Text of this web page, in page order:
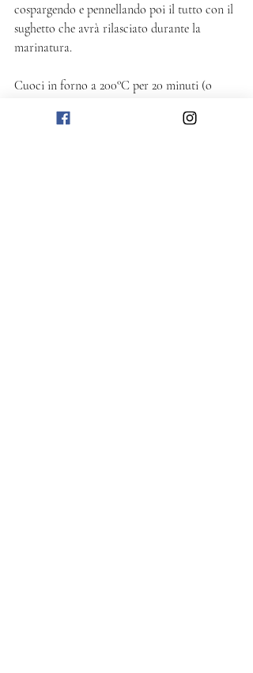
cospargendo e pennellando poi il tutto con il
sughetto che avrà rilasciato durante la
marinatura.
Cuoci in forno a 200°C per 20 minuti (o
confezione della pasta fillo), fino a quando la